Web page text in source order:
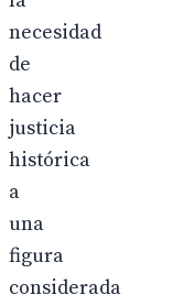
necesidad
de
hacer
justicia
histórica
a
una
figura
considerada